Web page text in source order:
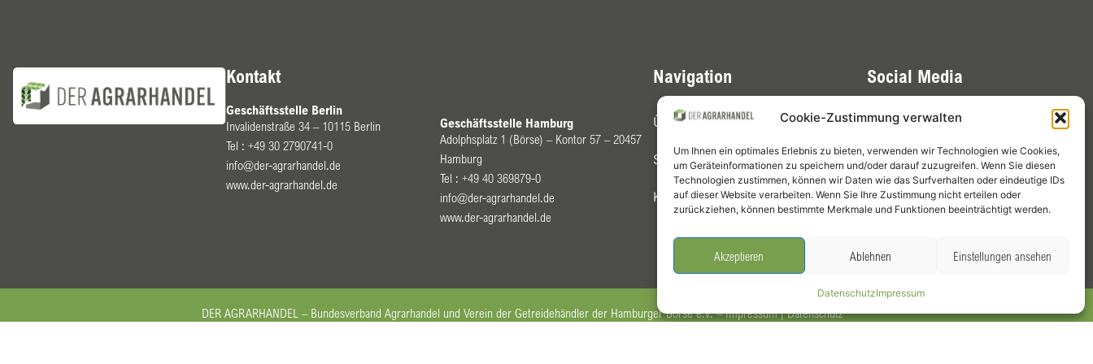
Cookie-Zustimmung verwalten
Um Ihnen ein optimales Erlebnis zu bieten, verwenden wir Technologien wie Cookies,
um Geräteinformationen zu speichern und/oder darauf zuzugreifen. Wenn Sie diesen
Technologien zustimmen, können wir Daten wie das Surfverhalten oder eindeutige IDs
auf dieser Website verarbeiten. Wenn Sie Ihre Zustimmung nicht erteilen oder
zurückziehen, können bestimmte Merkmale und Funktionen beeinträchtigt werden.
Akzeptieren Ablehnen Einstellungen ansehen
DatenschutzImpressum
Kontakt
Geschäftsstelle Berlin
Invalidenstraße 34 – 10115 Berlin
Tel :+49 30 2790741-0
info@der-agrarhandel.de
www.der-agrarhandel.de
Geschäftsstelle Hamburg
Adolphsplatz 1 (Börse) – Kontor 57 – 20457
Hamburg
Tel : +49 40 369879-0
info@der-agrarhandel.de
www.der-agrarhandel.de
Navigation
Über Uns
Schiedsgericht
Kontrakte
Mitglieder
Termine
Infothek
Social Media
DER AGRARHANDEL – Bundesverband Agrarhandel und Verein der Getreidehändler der Hamburger Börse e.V. –Impressum|Datenschutz